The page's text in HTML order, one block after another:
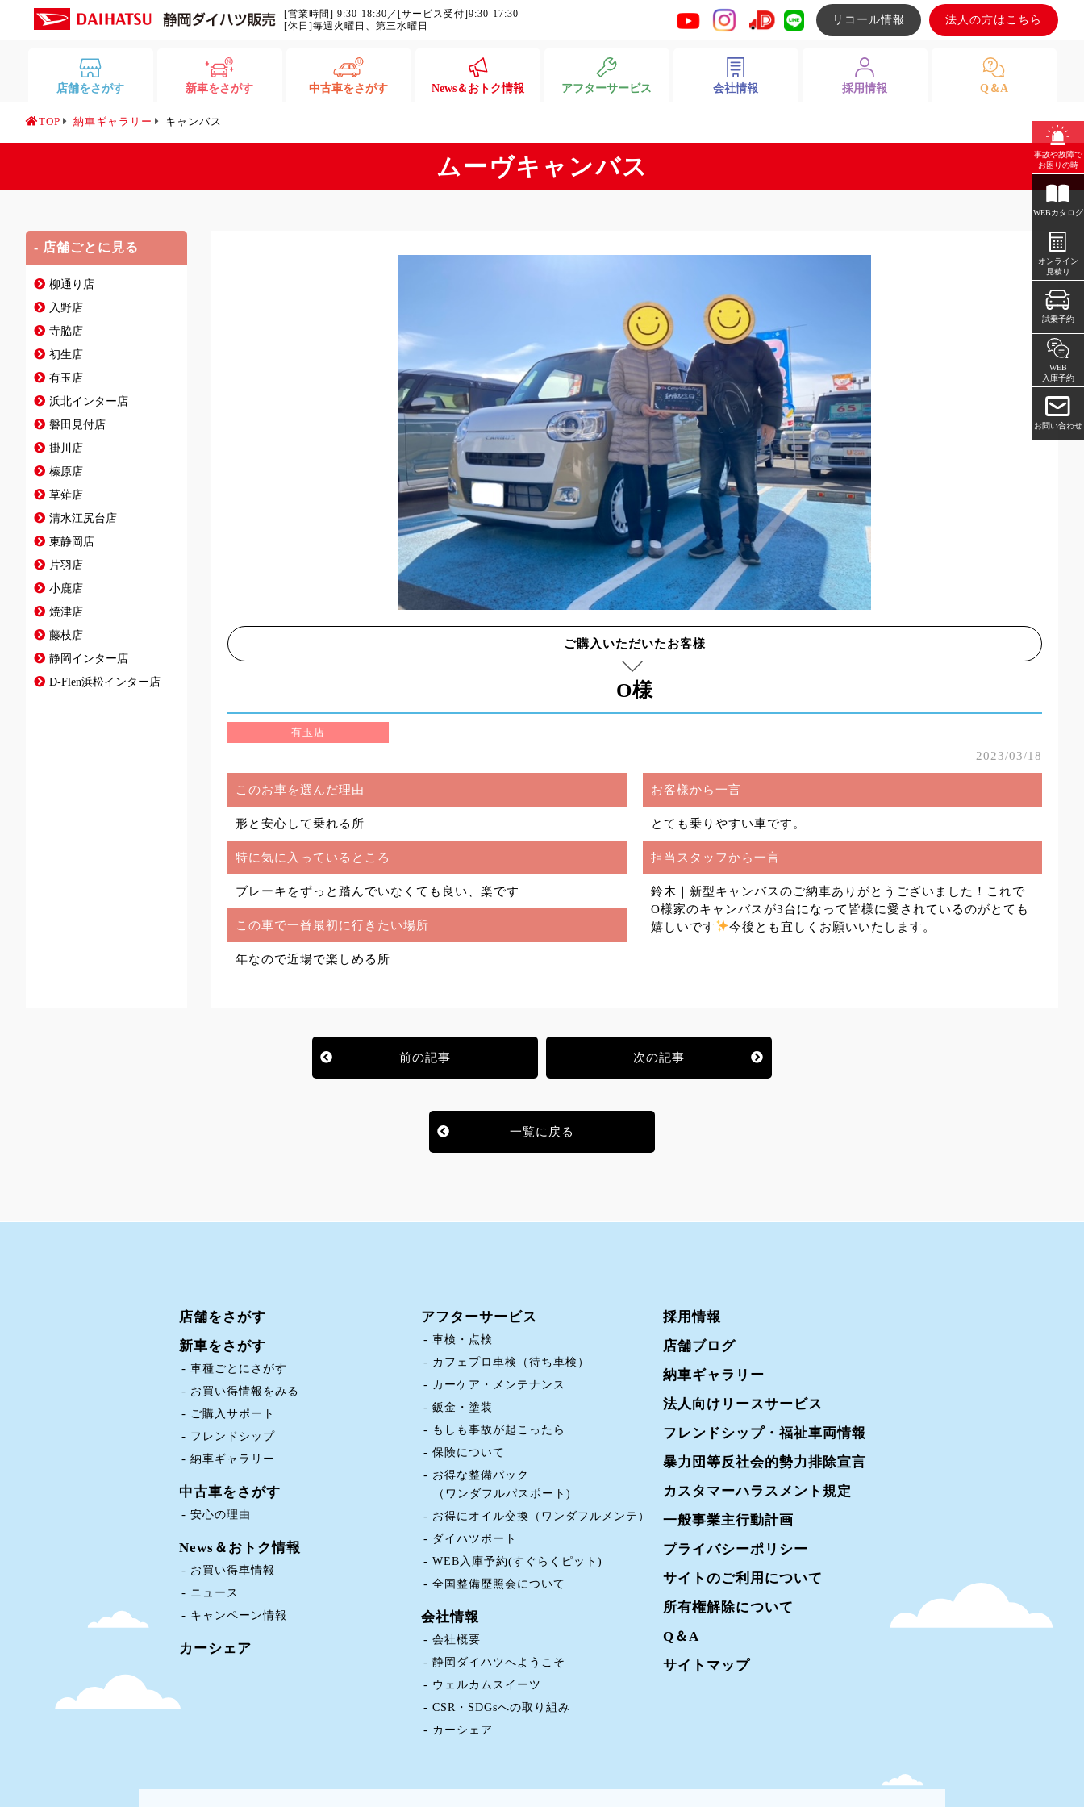
[営業時間] 9:30-18:30／[サービス受付]9:30-17:30
[休日]毎週火曜日、第三水曜日
リコール情報 法人の方はこちら
店舗をさがす 新車をさがす 中古車をさがす News＆おトク情報 アフターサービス 会社情報 採用情報 Q＆A
事故や故障で
お困りの時
WEBカタログ
オンライン
見積り
試乗予約
WEB
入庫予約
お問い合わせ
TOP 納車ギャラリー キャンバス
ムーヴキャンバス
- 店舗ごとに見る
柳通り店
入野店
寺脇店
初生店
有玉店
浜北インター店
磐田見付店
掛川店
榛原店
草薙店
清水江尻台店
東静岡店
片羽店
小鹿店
焼津店
藤枝店
静岡インター店
D-Flen浜松インター店
ご購入いただいたお客様
O様
有玉店
2023/03/18
このお車を選んだ理由
形と安心して乗れる所
特に気に入っているところ
ブレーキをずっと踏んでいなくても良い、楽です
この車で一番最初に行きたい場所
年なので近場で楽しめる所
お客様から一言
とても乗りやすい車です。
担当スタッフから一言
鈴木｜新型キャンバスのご納車ありがとうございました！これで
O様家のキャンバスが3台になって皆様に愛されているのがとても
嬉しいです
今後とも宜しくお願いいたします。
前の記事 次の記事
一覧に戻る
店舗をさがす
新車をさがす
車種ごとにさがす
お買い得情報をみる
ご購入サポート
フレンドシップ
納車ギャラリー
中古車をさがす
安心の理由
News＆おトク情報
お買い得車情報
ニュース
キャンペーン情報
カーシェア
アフターサービス
車検・点検
カフェプロ車検（待ち車検）
カーケア・メンテナンス
鈑金・塗装
もしも事故が起こったら
保険について
お得な整備パック
（ワンダフルパスポート)
お得にオイル交換（ワンダフルメンテ）
ダイハツポート
WEB入庫予約(すぐらくピット)
全国整備歴照会について
会社情報
会社概要
静岡ダイハツへようこそ
ウェルカムスイーツ
CSR・SDGsへの取り組み
カーシェア
採用情報
店舗ブログ
納車ギャラリー
法人向けリースサービス
フレンドシップ・福祉車両情報
暴力団等反社会的勢力排除宣言
カスタマーハラスメント規定
一般事業主行動計画
プライバシーポリシー
サイトのご利用について
所有権解除について
Q＆A
サイトマップ